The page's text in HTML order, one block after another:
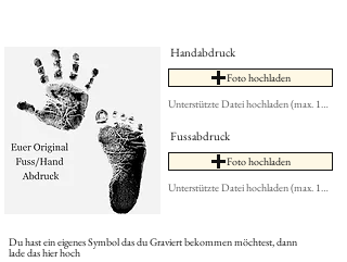
Handabdruck
Foto hochladen
Unterstützte Datei hochladen (max. 15MB)
Fussabdruck
Foto hochladen
Unterstützte Datei hochladen (max. 15MB)
Du hast ein eigenes Symbol das du Graviert bekommen möchtest, dann
lade das hier hoch